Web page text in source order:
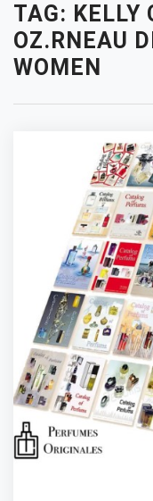
TAG: KELLY
OZ.RNEAU
WOMEN